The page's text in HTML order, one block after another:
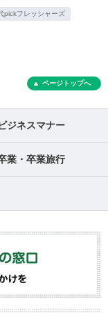
pickフレッシャーズ
ページトップへ
ジネスマナー
業・卒業旅行